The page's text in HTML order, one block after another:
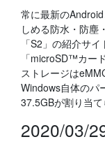
常に最新の
しめる防水・防塵
「S2」の紹介サ
「microSD™カー
ストレージは
Windows自体のパ
37.5GBが割り当て
2020/03/